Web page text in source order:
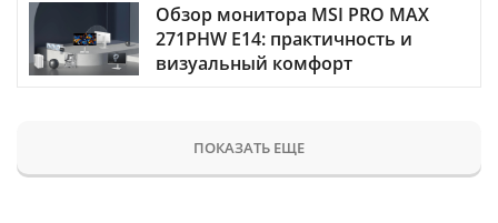
Обзор монитора MSI PRO MAX
271PHW E14: практичность и
визуальный комфорт
ПОКАЗАТЬ ЕЩЕ